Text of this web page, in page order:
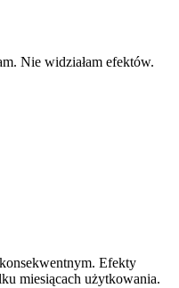
Nie widziałam efektów.
Efekty
miesiącach użytkowania.